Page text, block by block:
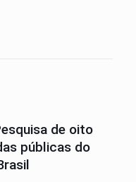
de oito
públicas do